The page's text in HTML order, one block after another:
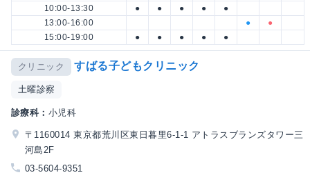
10:00-13:30
● ● ● ●
●
13:00-16:00
●
●
15:00-19:00
● ● ● ● ●
クリニック すばる子どもクリニック
土曜診察
診療科： 小児科
〒1160014 東京都荒川区東日暮里6-1-1 アトラスブランズタワー三
河島2F
03-5604-9351